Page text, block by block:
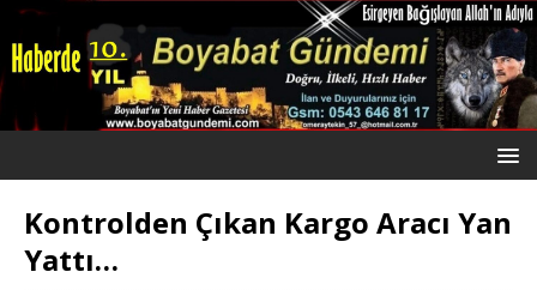
Kontrolden Çıkan Kargo Aracı Yan
Yattı…